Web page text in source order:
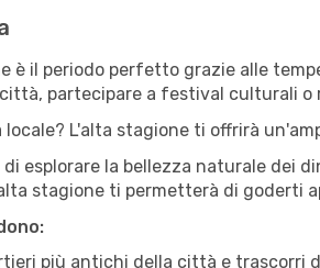
è il periodo perfetto grazie alle
partecipare a festival culturali o
L'alta stagione ti offrirà
esplorare la bellezza naturale dei
stagione ti permetterà di goderti
più antichi della città e trascorri